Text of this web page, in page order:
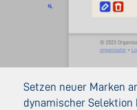
Setzen neuer Marken
dynamischer Selektion